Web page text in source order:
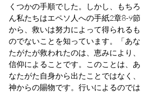
くつかの手順でした。しかし、もちろ
ん私たちはエペソ人への手紙2章8-9節
から、救いは努力によって得られるも
のでないことを知っています。「あな
たがたが救われたのは、恵みにより、
信仰によることです。このことは、あ
なたがた自身から出たことではなく、
神からの賜物です。行いによるのでは